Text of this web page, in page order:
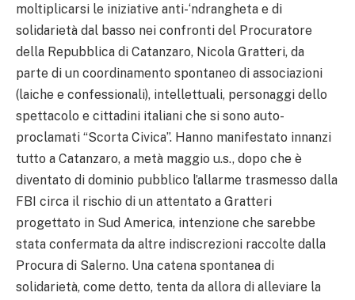
moltiplicarsi le iniziative anti-‘ndrangheta e di
solidarietà dal basso nei confronti del Procuratore
della Repubblica di Catanzaro, Nicola Gratteri, da
parte di un coordinamento spontaneo di associazioni
(laiche e confessionali), intellettuali, personaggi dello
spettacolo e cittadini italiani che si sono auto-
proclamati “Scorta Civica”. Hanno manifestato innanzi
tutto a Catanzaro, a metà maggio u.s., dopo che è
diventato di dominio pubblico l’allarme trasmesso dalla
FBI circa il rischio di un attentato a Gratteri
progettato in Sud America, intenzione che sarebbe
stata confermata da altre indiscrezioni raccolte dalla
Procura di Salerno. Una catena spontanea di
solidarietà, come detto, tenta da allora di alleviare la